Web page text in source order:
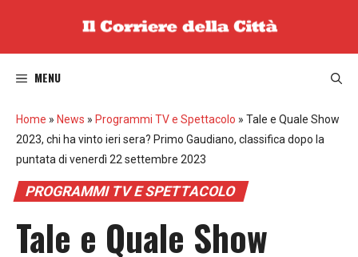
MENU
Home » News » Programmi TV e Spettacolo » Tale e Quale Show
2023, chi ha vinto ieri sera? Primo Gaudiano, classifica dopo la
puntata di venerdì 22 settembre 2023
PROGRAMMI TV E SPETTACOLO
Tale e Quale Show